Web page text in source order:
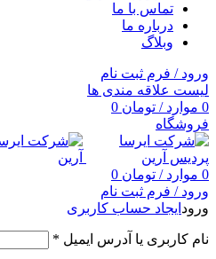
تماس با ما
درباره ما
وبلاگ
ورود / فرم ثبت نام
لیست علاقه مندی ها
0 موارد / تومان
فروشگاه
0 موارد / تومان
ورود / فرم ثبت نام
ورود ایجاد حساب کاربری
نام کاربری یا آدرس ایمیل *